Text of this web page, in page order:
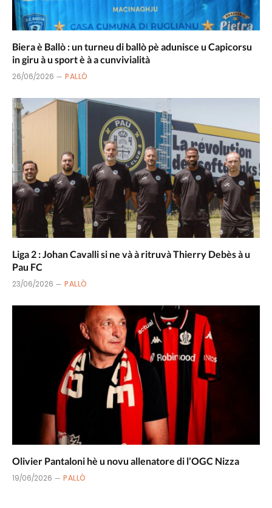
Biera è Ballò : un turneu di ballò pè adunisce u Capicorsu
in giru à u sport è à a cunvivialità
26/06/2026 PALLÒ
Liga 2 : Johan Cavalli si ne và à ritruvà Thierry Debès à u
Pau FC
23/06/2026 PALLÒ
Olivier Pantaloni hè u novu allenatore di l’OGC Nizza
19/06/2026 PALLÒ